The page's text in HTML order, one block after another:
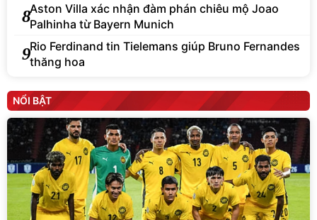
8Aston Villa xác nhận đàm phán chiêu mộ Joao
Palhinha từ Bayern Munich
9Rio Ferdinand tin Tielemans giúp Bruno Fernandes
thăng hoa
NỔI BẬT